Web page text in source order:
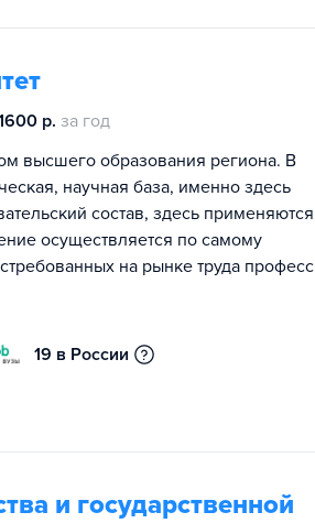
р. за год
высшего образования региона. В
научная база, именно здесь
состав, здесь применяются
осуществляется по самому
на рынке труда
19 в России
и государственной